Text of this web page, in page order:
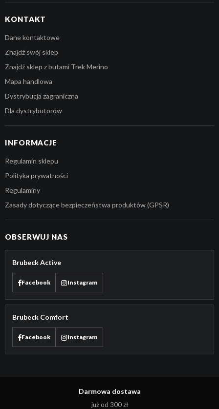
KONTAKT
Dane kontaktowe
Znajdź swój sklep
Znajdź sklep z butami Trek Merino
Mapa handlowa
Dystrybucja zagraniczna
Dla dystrybutorów
INFORMACJE
Regulamin sklepu
Polityka prywatności
Regulaminy
Zasady dotyczące bezpieczeństwa produktów (GPSR)
OBSERWUJ NAS
Brubeck Active
Facebook Instagram
Brubeck Comfort
Facebook Instagram
Darmowa dostawa
już od 300 zł